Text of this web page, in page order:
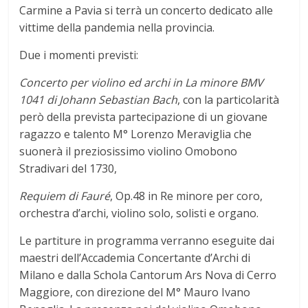
Carmine a Pavia si terrà un concerto dedicato alle
vittime della pandemia nella provincia.
Due i momenti previsti:
Concerto per violino ed archi in La minore BMV
1041 di Johann Sebastian Bach, con la particolarità
però della prevista partecipazione di un giovane
ragazzo e talento M° Lorenzo Meraviglia che
suonerà il preziosissimo violino Omobono
Stradivari del 1730,
Requiem di Fauré, Op.48 in Re minore per coro,
orchestra d’archi, violino solo, solisti e organo.
Le partiture in programma verranno eseguite dai
maestri dell’Accademia Concertante d’Archi di
Milano e dalla Schola Cantorum Ars Nova di Cerro
Maggiore, con direzione del M° Mauro Ivano